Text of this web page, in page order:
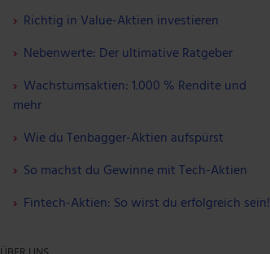
Richtig in Value-Aktien investieren
Nebenwerte: Der ultimative Ratgeber
Wachstumsaktien: 1.000 % Rendite und
mehr
Wie du Tenbagger-Aktien aufspürst
So machst du Gewinne mit Tech-Aktien
Fintech-Aktien: So wirst du erfolgreich sein!